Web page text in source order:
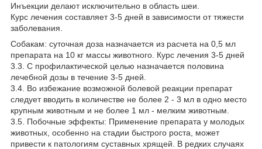
Инъекции делают исключительно в область шеи.
Курс лечения составляет 3-5 дней в зависимости от тяжести
заболевания.
Собакам: суточная доза назначается из расчета на 0,5 мл
препарата на 10 кг массы животного. Курс лечения 3-5 дней
3.3. С профилактической целью назначается половина
лечебной дозы в течение 3-5 дней.
3.4. Во избежание возможной болевой реакции препарат
следует вводить в количестве не более 2 - 3 мл в одно место
крупным животным и не более 1 мл - мелким животным.
3.5. Побочные эффекты: Применение препарата у молодых
животных, особенно на стадии быстрого роста, может
привести к патологиям суставных хрящей. В редких случаях